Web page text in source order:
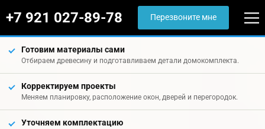
+7 921 027-89-78 Перезвоните мне
Готовим материалы сами
Отбираем древесину и подготавливаем детали домокомплекта.
Корректируем проекты
Меняем планировку, расположение окон, дверей и перегородок.
Уточняем комплектацию